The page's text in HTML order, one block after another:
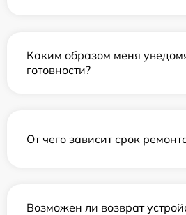
Каким образом меня
готовности?
От чего зависит срок
Возможен ли возврат